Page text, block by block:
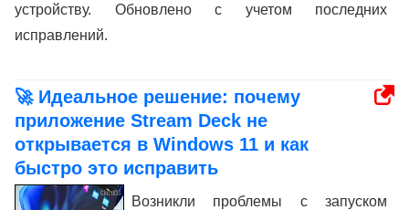
устройству. Обновлено с учетом последних
исправлений.
🚀 Идеальное решение: почему
приложение Stream Deck не
открывается в Windows 11 и как
быстро это исправить
Возникли проблемы с запуском